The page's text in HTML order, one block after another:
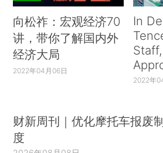
向松祚：宏观经济70
讲，带你了解国内外
经济大局
2022年04月06日
In
Staff,
2022年
财新周刊｜优化摩托车报废
度